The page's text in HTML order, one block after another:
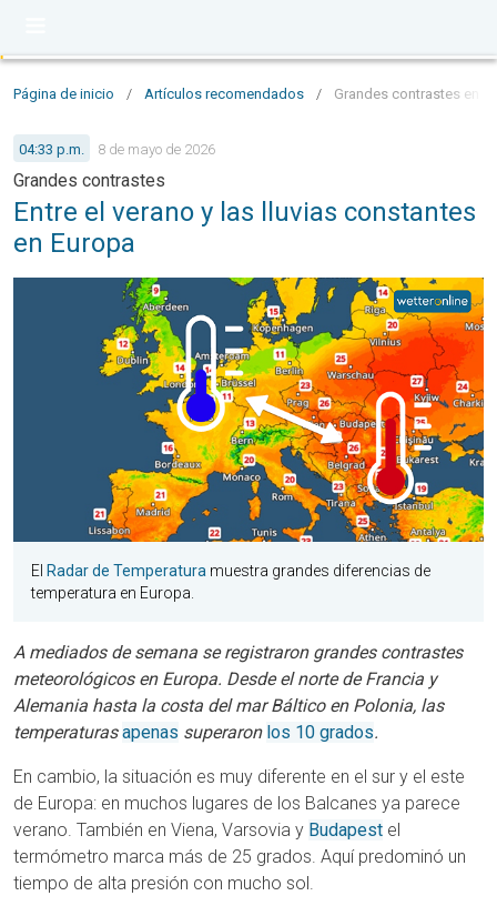
Página de inicio / Artículos recomendados / Grandes contrastes en
04:33 p.m. 8 de mayo de 2026
Grandes contrastes
Entre el verano y las lluvias constantes
en Europa
El Radar de Temperatura muestra grandes diferencias de
temperatura en Europa.
A mediados de semana se registraron grandes contrastes
meteorológicos en Europa. Desde el norte de Francia y
Alemania hasta la costa del mar Báltico en Polonia, las
temperaturasapenas superaron los 10 grados.
En cambio, la situación es muy diferente en el sur y el este
de Europa: en muchos lugares de los Balcanes ya parece
verano. También en Viena, Varsovia y Budapest el
termómetro marca más de 25 grados. Aquí predominó un
tiempo de alta presión con mucho sol.